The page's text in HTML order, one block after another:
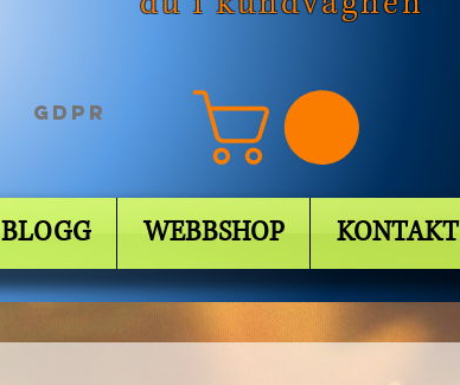
GDPR
BLOGG WEBBSHOP KONTAKT